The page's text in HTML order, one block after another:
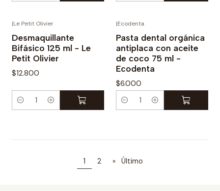
n
t
i
d
a
n
t
i
d
a
d
|Le Petit Olivier
Desmaquillante
Bifásico 125 ml - Le
Petit Olivier
$12.800
|Ecodenta
Pasta dental orgánica
antiplaca con aceite
de coco 75 ml -
Ecodenta
$6.000
1 2 » Último